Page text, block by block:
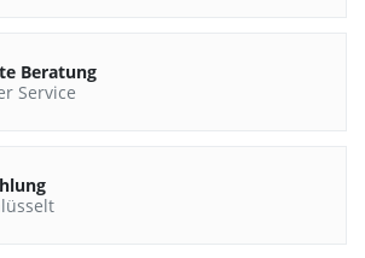
Beratung
Service